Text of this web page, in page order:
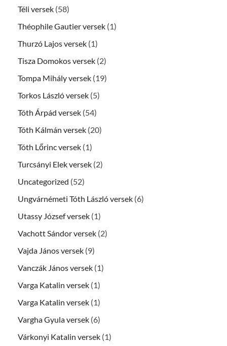
Téli versek (58)
Théophile Gautier versek (1)
Thurzó Lajos versek (1)
Tisza Domokos versek (2)
Tompa Mihály versek (19)
Torkos László versek (5)
Tóth Árpád versek (54)
Tóth Kálmán versek (20)
Tóth Lőrinc versek (1)
Turcsányi Elek versek (2)
Uncategorized (52)
Ungvárnémeti Tóth László versek (6)
Utassy József versek (1)
Vachott Sándor versek (2)
Vajda János versek (9)
Vanczák János versek (1)
Varga Katalin versek (1)
Varga Katalin versek (1)
Vargha Gyula versek (6)
Várkonyi Katalin versek (1)